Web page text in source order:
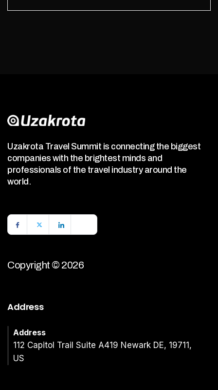
Uzakrota Travel Summit is connecting the biggest
companies with the brightest minds and
professionals of the travel industry around the
world.
Copyright © 2026
Address
Address
112 Capitol Trail Suite A419 Newark DE, 19711,
US